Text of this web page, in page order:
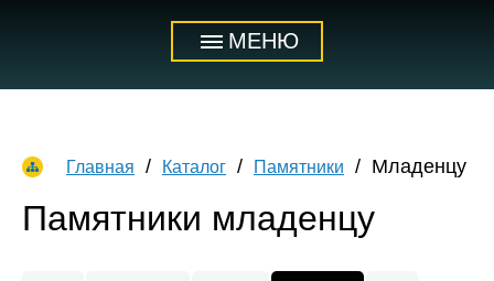
МЕНЮ
Главная Каталог Памятники Младенцу
Памятники младенцу